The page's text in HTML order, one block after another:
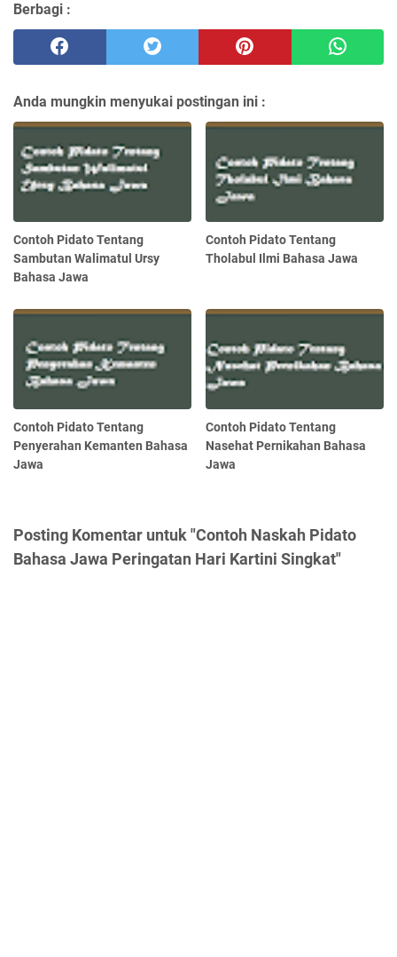
Berbagi :
Anda mungkin menyukai postingan ini :
Contoh Pidato Tentang
Sambutan Walimatul Ursy
Bahasa Jawa
Contoh Pidato Tentang
Tholabul Ilmi Bahasa Jawa
Contoh Pidato Tentang
Penyerahan Kemanten Bahasa
Jawa
Contoh Pidato Tentang
Nasehat Pernikahan Bahasa
Jawa
Posting Komentar untuk "Contoh Naskah Pidato
Bahasa Jawa Peringatan Hari Kartini Singkat"